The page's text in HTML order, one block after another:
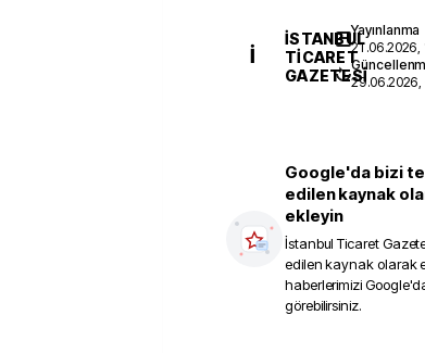
İ
İSTANBUL
TICARET
GAZETESI
Yayınlanma
21.06.2026,
29.06.2026,
Google'da bizi
edilen kaynak
ekleyin
İstanbul Ticaret
edilen kaynak olarak
haberlerimizi
görebilirsiniz.